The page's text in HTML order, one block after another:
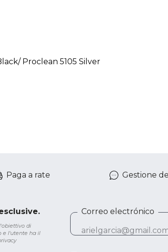
Proclean 5105 Silver
Paga a rate Gestione
di
e l'utente ha il
Correo electrónico